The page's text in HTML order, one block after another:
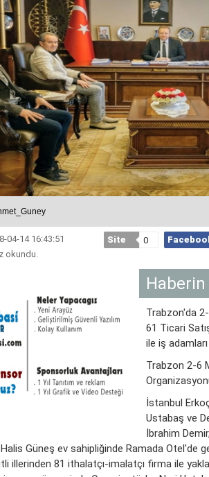
04-14 16:43:51
okundu.
Site 0
Haberin
Trabzon'da
61 Ticari
ile iş
Trabzon 2-6
İstanbul
Ustabaş ve
İbrahim
Halis Güneş ev sahipliğinde Ramada Otel'de
illerinden 81 ithalatçı-imalatçı firma ile